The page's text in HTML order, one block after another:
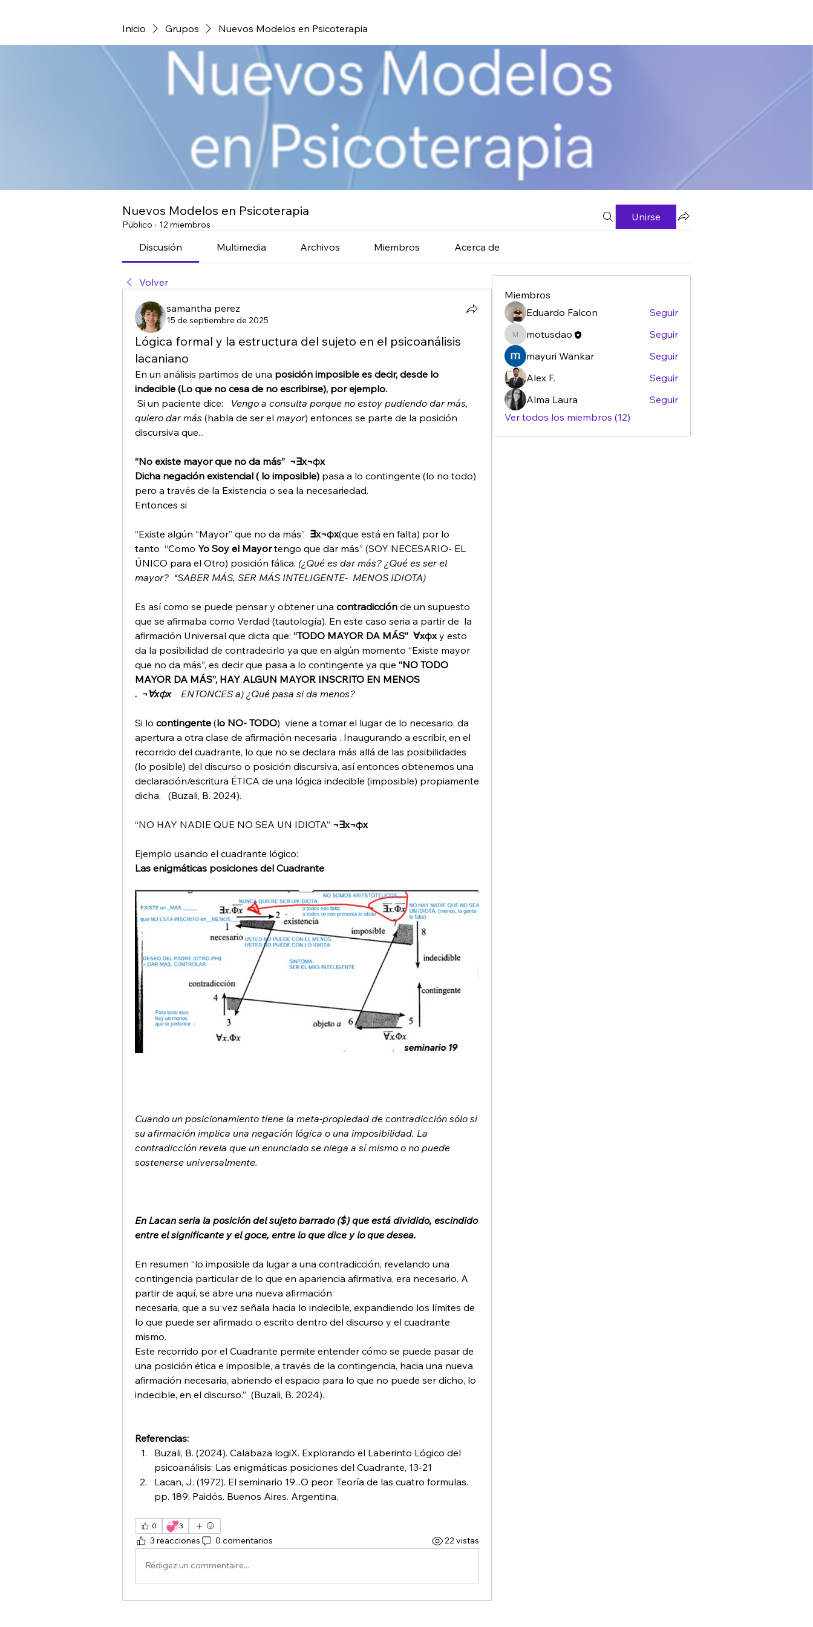
Inicio Grupos Nuevos Modelos en Psicoterapia
Nuevos Modelos en Psicoterapia
Público · 12 miembros
Unirse
Discusión Multimedia Archivos Miembros Acerca de
Volver
samantha perez
15 de septiembre de 2025
Lógica formal y la estructura del sujeto en el psicoanálisis
lacaniano
En un análisis partimos de una posición imposible es decir, desde lo
indecible (Lo que no cesa de no escribirse), por ejemplo.
Si un paciente dice: Vengo a consulta porque no estoy pudiendo dar más,
quiero dar más (habla de ser el mayor) entonces se parte de la posición
discursiva que...
“No existe mayor que no da más”  ¬∃x¬φx
Dicha negación existencial ( lo imposible) pasa a lo contingente (lo no todo)
pero a través de la Existencia o sea la necesariedad.
Entonces si
“Existe algún “Mayor” que no da más” ∃x¬φx(que está en falta) por lo
tanto  “Como Yo Soy el Mayor tengo que dar más” (SOY NECESARIO- EL
ÚNICO para el Otro) posición fálica. (¿Qué es dar más? ¿Qué es ser el
mayor?  “SABER MÁS, SER MÁS INTELIGENTE-  MENOS IDIOTA)
Es así como se puede pensar y obtener una contradicción de un supuesto
que se afirmaba como Verdad (tautología). En este caso seria a partir de  la
afirmación Universal que dicta que: “TODO MAYOR DA MÁS” ∀xφx y esto
da la posibilidad de contradecirlo ya que en algún momento “Existe mayor
que no da más”, es decir que pasa a lo contingente ya que “NO TODO
MAYOR DA MÁS”, HAY ALGUN MAYOR INSCRITO EN MENOS
. ¬∀xφx ENTONCES a) ¿Qué pasa si da menos?
Si lo contingente (lo NO- TODO)  viene a tomar el lugar de lo necesario, da
apertura a otra clase de afirmación necesaria . Inaugurando a escribir, en el
recorrido del cuadrante, lo que no se declara más allá de las posibilidades
(lo posible) del discurso o posición discursiva, así entonces obtenemos una
declaración/escritura ÉTICA de una lógica indecible (imposible) propiamente
dicha.   (Buzali, B. 2024).
“NO HAY NADIE QUE NO SEA UN IDIOTA” ¬∃x¬φx
Ejemplo usando el cuadrante lógico:
Las enigmáticas posiciones del Cuadrante
Cuando un posicionamiento tiene la meta-propiedad de contradicción sólo si
su afirmación implica una negación lógica o una imposibilidad. La
contradicción revela que un enunciado se niega a sí mismo o no puede
sostenerse universalmente.
En Lacan seria la posición del sujeto barrado ($) que está dividido, escindido
entre el significante y el goce, entre lo que dice y lo que desea.
En resumen “lo imposible da lugar a una contradicción, revelando una
contingencia particular de lo que en apariencia afirmativa, era necesario. A
partir de aquí, se abre una nueva afirmación
necesaria, que a su vez señala hacia lo indecible, expandiendo los límites de
lo que puede ser afirmado o escrito dentro del discurso y el cuadrante
mismo.
Este recorrido por el Cuadrante permite entender cómo se puede pasar de
una posición ética e imposible, a través de la contingencia, hacia una nueva
afirmación necesaria, abriendo el espacio para lo que no puede ser dicho, lo
indecible, en el discurso.”  (Buzali, B. 2024).
Referencias:
Buzali, B. (2024). Calabaza logiX. Explorando el Laberinto Lógico del
psicoanálisis: Las enigmáticas posiciones del Cuadrante, 13-21
Lacan, J. (1972). El seminario 19...O peor. Teoría de las cuatro formulas.
pp. 189. Paidós. Buenos Aires. Argentina.
0 💞3
3 reacciones 0 comentarios 22 vistas
Rédigez un commentaire...
Miembros
Eduardo Falcon
Seguir
motusdao
motusdao
Seguir
mayuri Wankar
Seguir
Alex F.
Seguir
Alma Laura
Seguir
Ver todos los miembros (12)